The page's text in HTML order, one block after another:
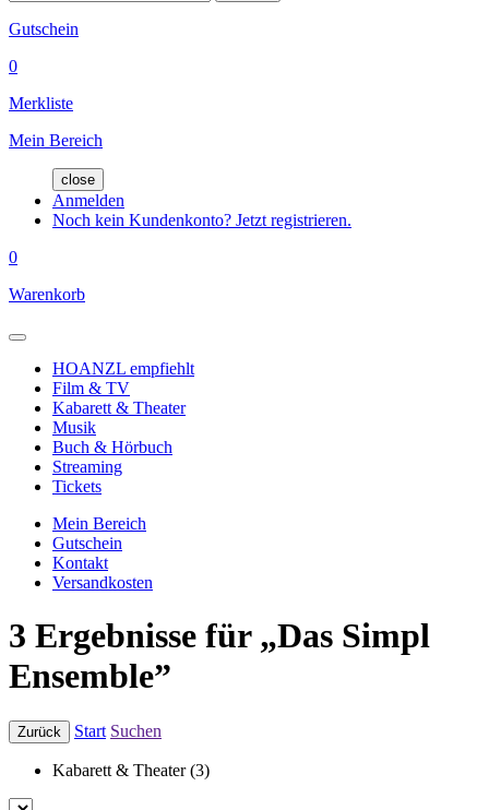
Gutschein
0
Merkliste
Mein Bereich
close
Anmelden
Noch kein Kundenkonto? Jetzt registrieren.
0
Warenkorb
HOANZL empfiehlt
Film & TV
Kabarett & Theater
Musik
Buch & Hörbuch
Streaming
Tickets
Mein Bereich
Gutschein
Kontakt
Versandkosten
3 Ergebnisse für „Das Simpl
Ensemble”
Zurück Start Suchen
Kabarett & Theater (3)